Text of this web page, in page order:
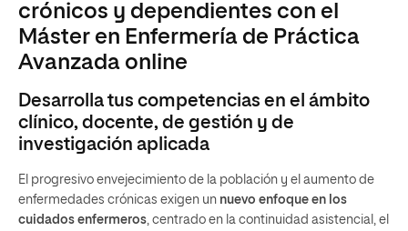
crónicos y dependientes con el
Máster en Enfermería de Práctica
Avanzada online
Desarrolla tus competencias en el ámbito
clínico, docente, de gestión y de
investigación aplicada
El progresivo envejecimiento de la población y el aumento de
enfermedades crónicas exigen un nuevo enfoque en los
cuidados enfermeros, centrado en la continuidad asistencial, el